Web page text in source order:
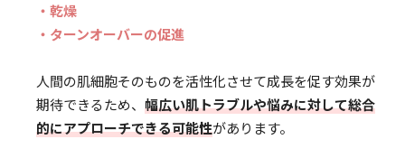
・乾燥
・ターンオーバーの促進
人間の肌細胞そのものを活性化させて成長を促す効果が
期待できるため、 幅広い肌トラブルや悩みに対して総合
的にアプローチできる可能性があります。